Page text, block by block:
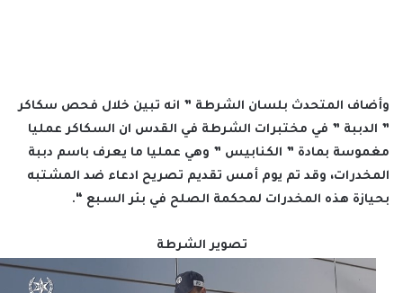
وأضاف المتحدث بلسان الشرطة ” انه تبين خلال فحص سكاكر
” الدببة ” في مختبرات الشرطة في القدس ان السكاكر عمليا
مغموسة بمادة ” الكنابيس ” وهي عمليا ما يعرف باسم دببة
المخدرات، وقد تم يوم أمس تقديم تصريح ادعاء ضد المشتبه
بحيازة هذه المخدرات لمحكمة الصلح في بئر السبع “.
تصوير الشرطة